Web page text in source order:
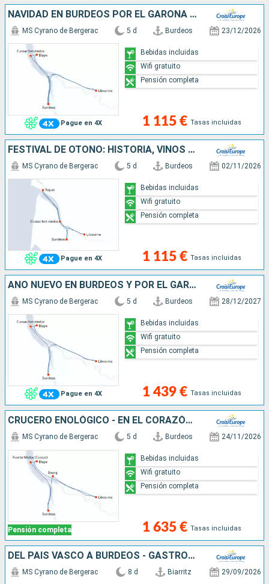
NAVIDAD EN BURDEOS POR EL GARONA (FORMULA PUERTO/PUERTO)
Pague en 4X
MS Cyrano de Bergerac 5 d Burdeos 23/12/2026
1 115 € Tasas incluidas
Bebidas incluidas
Wifi gratuito
Pensión completa
FESTIVAL DE OTOÑO: HISTORIA, VINOS Y PATRIMONIO FLUVIAL DEL SUDOESTE (FÓRMULA PUERTO/PUERTO)
Pague en 4X
MS Cyrano de Bergerac 5 d Burdeos 02/11/2026
1 115 € Tasas incluidas
Bebidas incluidas
Wifi gratuito
Pensión completa
AÑO NUEVO EN BURDEOS Y POR EL GARONA (FORMULA PUERTO/PUERTO)
Pague en 4X
MS Cyrano de Bergerac 5 d Burdeos 28/12/2027
1 439 € Tasas incluidas
Bebidas incluidas
Wifi gratuito
Pensión completa
CRUCERO ENOLÓGICO - EN EL CORAZÓN DE UNA REGIÓN VINÍCOLA DE PRESTIGIO (FORMULA PUERTO/PUERTO)
Pensión completa
MS Cyrano de Bergerac 5 d Burdeos 24/11/2026
1 635 € Tasas incluidas
Bebidas incluidas
Wifi gratuito
Pensión completa
DEL PAÍS VASCO A BURDEOS - GASTRONOMÍA A LOS PIES DE LOS PIRINEOS Y CRUCERO PARA DESCUBRIR BURDEOS Y SU REGIÓN (FORMULA PUERTO/PUERTO)
MS Cyrano de Bergerac 8 d Biarritz 29/09/2026